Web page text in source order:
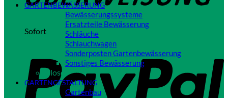
Sofort
GARTENBEWÄSSERUNG
Bewässerungssysteme
Ersatzteile Bewässerung
Schläuche
Schlauchwagen
Sonderposten Gartenbewässerung
Sonstiges Bewässerung
Close
GARTENGESTALTUNG
Gartenbau